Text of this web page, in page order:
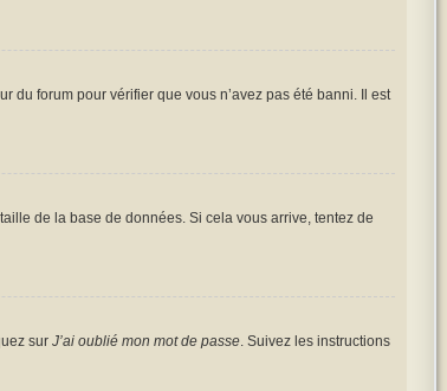
du forum pour vérifier que vous n’avez pas été banni. Il est
de la base de données. Si cela vous arrive, tentez de
sur J’ai oublié mon mot de passe. Suivez les instructions